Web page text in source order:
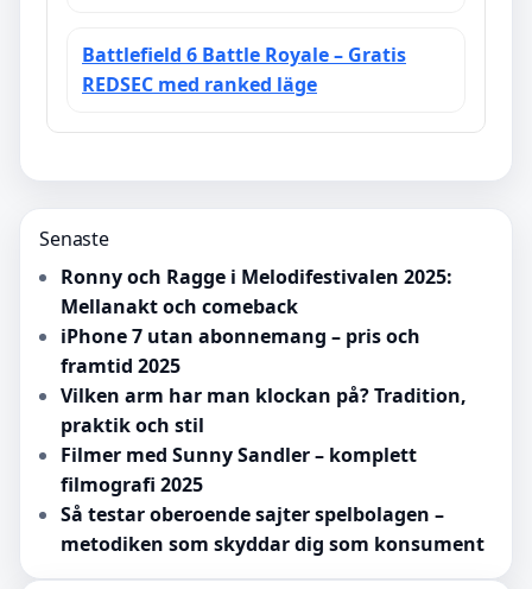
Battlefield 6 Battle Royale – Gratis
REDSEC med ranked läge
Senaste
Ronny och Ragge i Melodifestivalen 2025:
Mellanakt och comeback
iPhone 7 utan abonnemang – pris och
framtid 2025
Vilken arm har man klockan på? Tradition,
praktik och stil
Filmer med Sunny Sandler – komplett
filmografi 2025
Så testar oberoende sajter spelbolagen –
metodiken som skyddar dig som konsument